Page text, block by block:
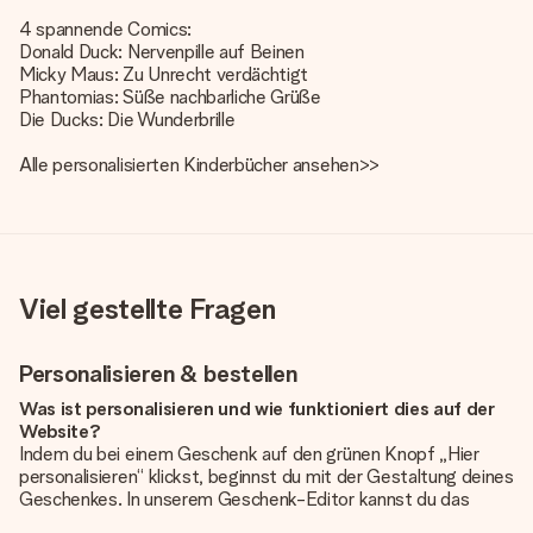
4 spannende Comics:
Donald Duck: Nervenpille auf Beinen
Micky Maus: Zu Unrecht verdächtigt
Phantomias: Süße nachbarliche Grüße
Die Ducks: Die Wunderbrille
Allepersonalisierten Kinderbücher ansehen>>
Viel gestellte Fragen
Personalisieren & bestellen
Was ist personalisieren und wie funktioniert dies auf der
Website?
Indem du bei einem Geschenk auf den grünen Knopf „Hier
personalisieren“ klickst, beginnst du mit der Gestaltung deines
Geschenkes. In unserem Geschenk-Editor kannst du das